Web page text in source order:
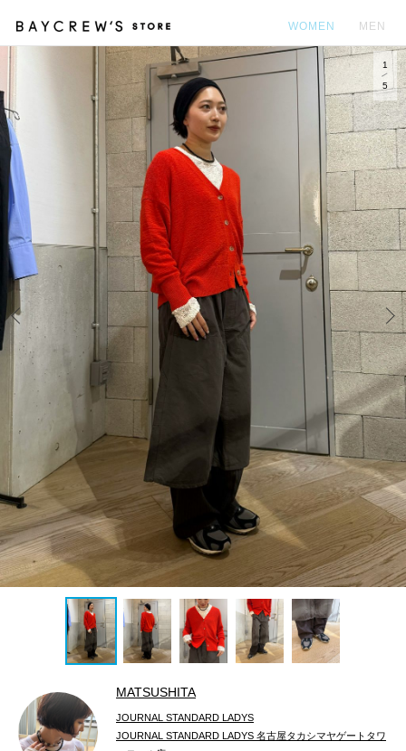
WOMEN MEN
1
5
MATSUSHITA
JOURNAL STANDARD LADYS
JOURNAL STANDARD LADYS 名古屋タカシマヤゲートタワ